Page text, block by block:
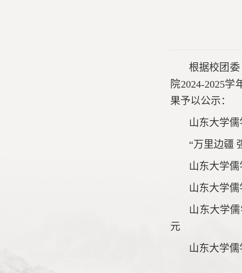
根据校团
院2024-2025
果予以公示：
山东大学
“万里边疆
山东大学
山东大学
山东大学
元
山东大学